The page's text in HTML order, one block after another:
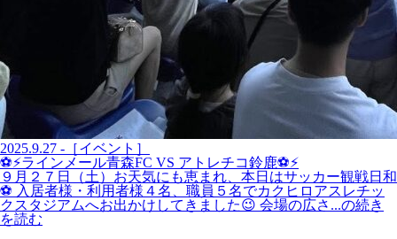
2025.9.27 -［イベント］
⚽⚡ラインメール青森FC VS アトレチコ鈴鹿⚽⚡
９月２７日（土）お天気にも恵まれ、本日はサッカー観戦日和
⚽ 入居者様・利用者様４名、職員５名でカクヒロアスレチッ
クスタジアムへお出かけしてきました😉 会場の広さ...の続き
を読む